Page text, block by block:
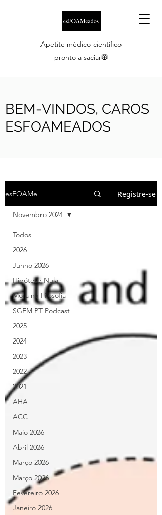
Apetite médico-científico
pronto a saciar🥼
BEM-VINDOS, CAROS
ESFOAMEADOS
esFOAMe Registre-se
Todos
2026
Junho 2026
Hipótese Nula
Mora na Filosofia
SGEM PT Podcast
2025
2024
2023
2022
2021
AHA
ACC
Maio 2026
Abril 2026
Março 2026
Março 2026
Fevereiro 2026
Janeiro 2026
Novembro 2024